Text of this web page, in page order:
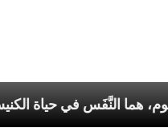
وكلّ يوم، هما النَّفَس